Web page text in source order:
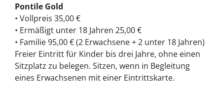
Pontile Gold
• Vollpreis 35,00 €
• Ermäßigt unter 18 Jahren 25,00 €
• Familie 95,00 € (2 Erwachsene + 2 unter 18 Jahren)
Freier Eintritt für Kinder bis drei Jahre, ohne einen
Sitzplatz zu belegen. Sitzen, wenn in Begleitung
eines Erwachsenen mit einer Eintrittskarte.